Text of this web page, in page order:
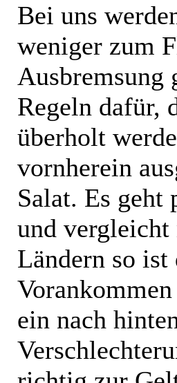
Bei uns
weniger zum
Ausbremsung
Regeln dafür,
überholt
vornherein
Salat. Es geht
und vergleicht
Ländern so ist
ein nach